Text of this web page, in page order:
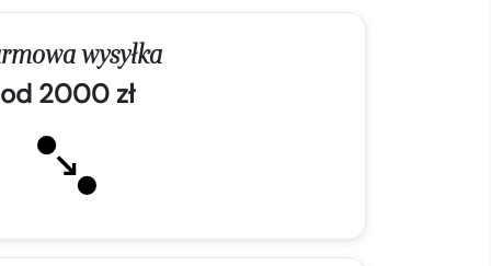
wysyłka
od 2000 zł